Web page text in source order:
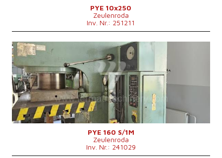
PYE 10x250
Zeulenroda
Inv. Nr.: 251211
Baujahr:
1984
160 t
Die Abmessungen des Desktop 900x630 mm
Hauptmotorleistung
17 kW
Maschinengewicht
7000 kg
Anfluggeschwindigkeit
200 mm/s
Stößelhub
500 mm
Kontrollsystem
PYE 160 S/1M
Zeulenroda
Inv. Nr.: 241029